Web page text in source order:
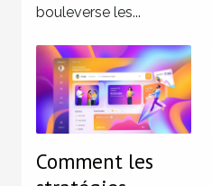
bouleverse les...
Comment les